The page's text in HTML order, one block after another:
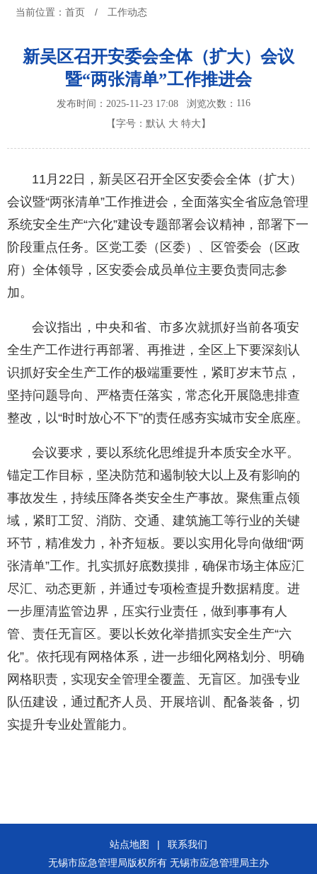
当前位置： 首页 / 工作动态
新吴区召开安委会全体（扩大）会议
暨“两张清单”工作推进会
发布时间：2025-11-23 17:08浏览次数： 116
【字号： 默认 大 特大 】
11月22日，新吴区召开全区安委会全体（扩大）
会议暨“两张清单”工作推进会，全面落实全省应急管理
系统安全生产“六化”建设专题部署会议精神，部署下一
阶段重点任务。区党工委（区委）、区管委会（区政
府）全体领导，区安委会成员单位主要负责同志参
加。
会议指出，中央和省、市多次就抓好当前各项安
全生产工作进行再部署、再推进，全区上下要深刻认
识抓好安全生产工作的极端重要性，紧盯岁末节点，
坚持问题导向、严格责任落实，常态化开展隐患排查
整改，以“时时放心不下”的责任感夯实城市安全底座。
会议要求，要以系统化思维提升本质安全水平。
锚定工作目标，坚决防范和遏制较大以上及有影响的
事故发生，持续压降各类安全生产事故。聚焦重点领
域，紧盯工贸、消防、交通、建筑施工等行业的关键
环节，精准发力，补齐短板。要以实用化导向做细“两
张清单”工作。扎实抓好底数摸排，确保市场主体应汇
尽汇、动态更新，并通过专项检查提升数据精度。进
一步厘清监管边界，压实行业责任，做到事事有人
管、责任无盲区。要以长效化举措抓实安全生产“六
化”。依托现有网格体系，进一步细化网格划分、明确
网格职责，实现安全管理全覆盖、无盲区。加强专业
队伍建设，通过配齐人员、开展培训、配备装备，切
实提升专业处置能力。
站点地图 |
联系我们
无锡市应急管理局版权所有 无锡市应急管理局主办